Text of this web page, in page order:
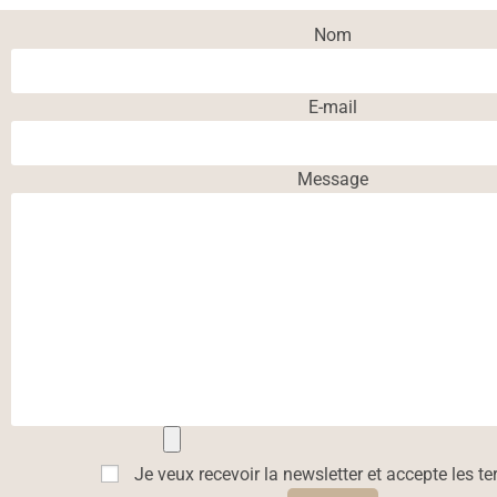
Nom
E-mail
Message
Je veux recevoir la newsletter et accepte les